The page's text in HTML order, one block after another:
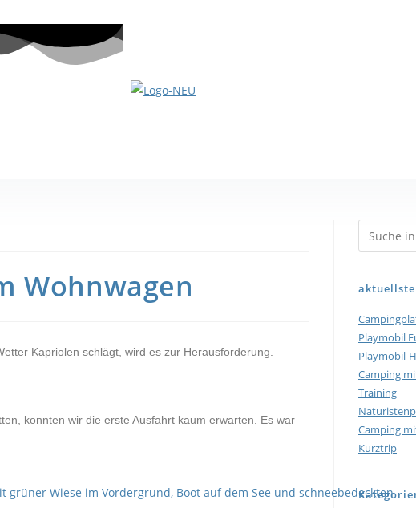
Wohnwagen
Kapriolen schlägt, wird es zur Herausforderung.
konnten wir die erste Ausfahrt kaum erwarten. Es war
Playmobil
Playmobil-
Camping
Training
Camping
Kurztrip